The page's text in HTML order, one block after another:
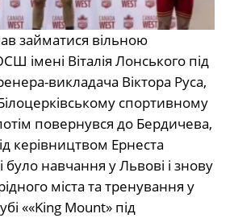
займатися вільною
імені Віталія Лонського під
викладача Віктора Руса,
спортивному
потім повернувся до Бердичева,
керівництвом Ернеста
навчання у Львові і знову
міста та тренування у
««King Mount» під